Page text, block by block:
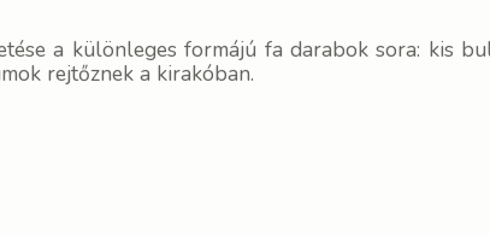
a különleges formájú fa darabok sora: kis
rejtőznek a kirakóban.